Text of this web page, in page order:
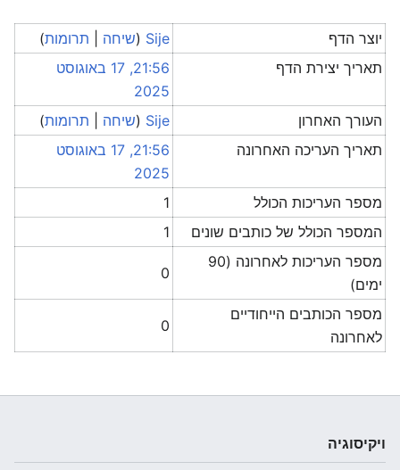
יוצר הדף Sije
(שיחה תרומות)
תאריך יצירת הדף
21:56, 17 באוגוסט
2025
העורך האחרון
Sije
(שיחה תרומות)
תאריך העריכה האחרונה
21:56, 17 באוגוסט
2025
מספר העריכות הכולל
1
המספר הכולל של כותבים שונים
1
מספר העריכות לאחרונה (90
ימים)
0
מספר הכותבים הייחודיים
לאחרונה
0
ויקיסוגיה